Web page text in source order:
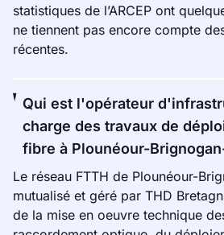
statistiques de l’ARCEP ont
ne tiennent pas encore compte
récentes.
Qui est l'opérateur
charge des travaux de
fibre à Plounéour-
Le réseau FTTH de Plounéour-
mutualisé et géré par THD
de la mise en oeuvre technique